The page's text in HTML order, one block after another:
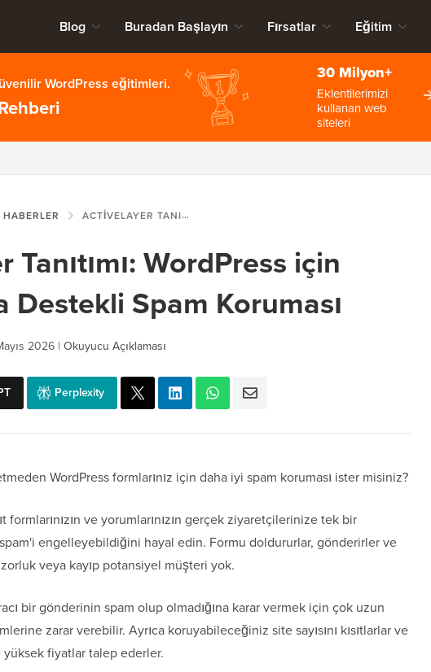
Blog Buradan Başlayın Fırsatlar Eğitim
WordPress eğitimleri.
30 Milyon+
Eklentilerimizi
kullanan web
siteleri
HABERLER ACTIVELAYER TANITIMI: WORDPRESS IÇIN YAPAY ZEKA DESTEKLI SPAM KORUMASI
WordPress için
Destekli Spam Koruması
2026 | Okuyucu Açıklaması
Perplexity
WordPress formlarınız için daha iyi spam koruması ister misiniz?
formlarınızın ve yorumlarınızın gerçek ziyaretçilerinize tek bir
engelleyebildiğini hayal edin. Formu doldururlar, gönderirler ve
veya kayıp potansiyel müşteri yok.
bir gönderinin spam olup olmadığına karar vermek için çok uzun
zarar verebilir. Ayrıca koruyabileceğiniz site sayısını kısıtlarlar ve
fiyatlar talep ederler.